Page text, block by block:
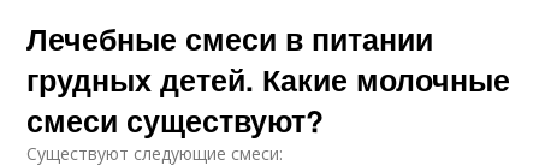
Профилактические
смеси
искусственном
Лечебные смеси в питании
грудных детей. Какие молочные
смеси существуют?
Существуют следующие смеси: